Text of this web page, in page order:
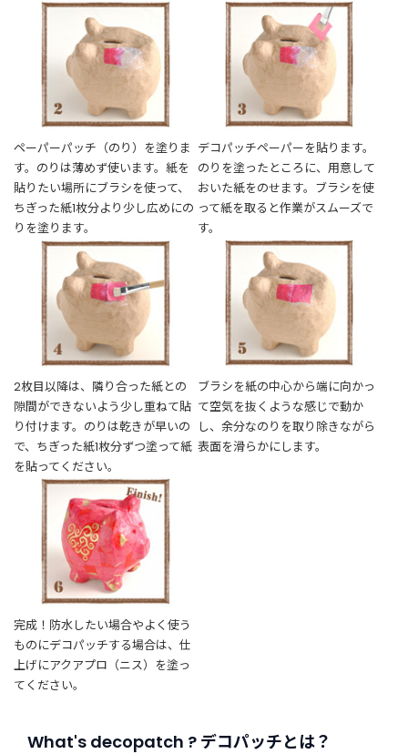
ペーパーパッチ（のり）を塗りま
す。のりは薄めず使います。紙を
貼りたい場所にブラシを使って、
ちぎった紙1枚分より少し広めにの
りを塗ります。
デコパッチペーパーを貼ります。
のりを塗ったところに、用意して
おいた紙をのせます。ブラシを使
って紙を取ると作業がスムーズで
す。
2枚目以降は、隣り合った紙との
隙間ができないよう少し重ねて貼
り付けます。のりは乾きが早いの
で、ちぎった紙1枚分ずつ塗って紙
を貼ってください。
ブラシを紙の中心から端に向かっ
て空気を抜くような感じで動か
し、余分なのりを取り除きながら
表面を滑らかにします。
完成！防水したい場合やよく使う
ものにデコパッチする場合は、仕
上げにアクアプロ（ニス）を塗っ
てください。
What's decopatch ? デコパッチとは？